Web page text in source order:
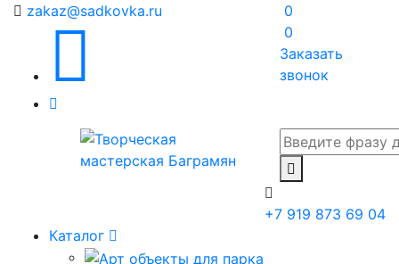
zakaz@sadkovka.ru
0
0
Заказать
звонок
+7 919 873 69 04
Каталог